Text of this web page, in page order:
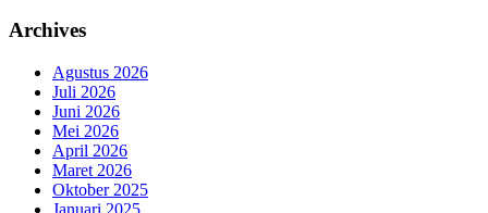
Archives
Agustus 2026
Juli 2026
Juni 2026
Mei 2026
April 2026
Maret 2026
Oktober 2025
Januari 2025